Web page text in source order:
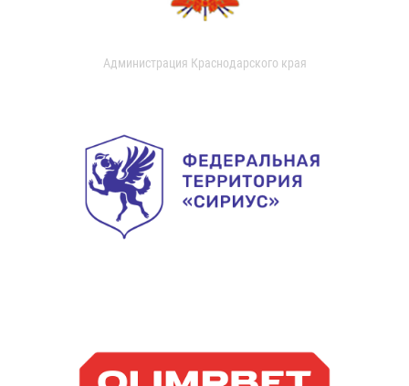
Администрация Краснодарского края